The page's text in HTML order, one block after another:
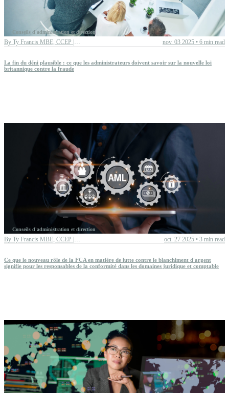
Conseils d'administration et direction
By Ty Francis MBE, CCEP | Chief Advisory Officer nov. 03 2025 • 6 min read
La fin du déni plausible : ce que les administrateurs doivent savoir sur la nouvelle loi
britannique contre la fraude
Conseils d'administration et direction
By Ty Francis MBE, CCEP | Chief Advisory Officer oct. 27 2025 • 3 min read
Ce que le nouveau rôle de la FCA en matière de lutte contre le blanchiment d'argent
signifie pour les responsables de la conformité dans les domaines juridique et comptable